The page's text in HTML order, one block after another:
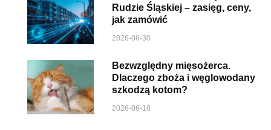
Rudzie Śląskiej – zasięg, ceny,
jak zamówić
2026-06-30
Bezwzględny mięsożerca.
Dlaczego zboża i węglowodany
szkodzą kotom?
2026-06-18